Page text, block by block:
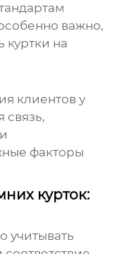
важно,
куртки на
клиентов у
связь,
факторы
курток:
учитывать